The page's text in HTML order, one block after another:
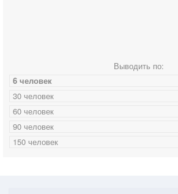
Выводить по:
6 человек
30 человек
60 человек
90 человек
150 человек